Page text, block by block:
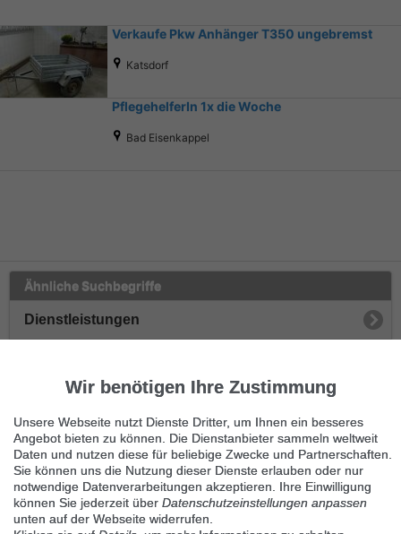
Verkaufe Pkw Anhänger T350 ungebremst
Katsdorf
PflegehelferIn 1x die Woche
Bad Eisenkappel
Ähnliche Suchbegriffe
Dienstleistungen
Kinder
Tiere
Senioren
Sonstige Betreuung
Wir benötigen Ihre Zustimmung
Unsere Webseite nutzt Dienste Dritter, um Ihnen ein besseres
Angebot bieten zu können. Die Dienstanbieter sammeln weltweit
Daten und nutzen diese für beliebige Zwecke und Partnerschaften.
Sie können uns die Nutzung dieser Dienste erlauben oder nur
notwendige Datenverarbeitungen akzeptieren. Ihre Einwilligung
können Sie jederzeit über Datenschutzeinstellungen anpassen
unten auf der Webseite widerrufen.